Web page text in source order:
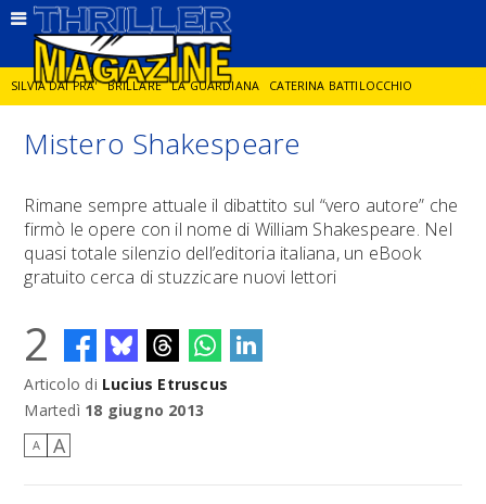
SILVIA DAI PRA' BRILLARE LA GUARDIANA CATERINA BATTILOCCHIO
JORGE DIAZ LA SPIA DELITTO IN CORNICE GIANCARLO DE CATALDO
DIEGO ZANDEL GLI ANNI DI PIETRA
Mistero Shakespeare
Rimane sempre attuale il dibattito sul “vero autore” che
firmò le opere con il nome di William Shakespeare. Nel
quasi totale silenzio dell’editoria italiana, un eBook
gratuito cerca di stuzzicare nuovi lettori
2
Articolo di Lucius Etruscus
Martedì 18 giugno 2013
A A